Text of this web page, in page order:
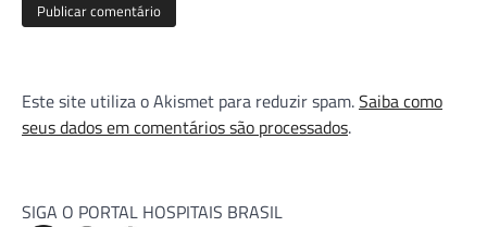
Este site utiliza o Akismet para reduzir spam.Saiba como
seus dados em comentários são processados.
SIGA O PORTAL HOSPITAIS BRASIL